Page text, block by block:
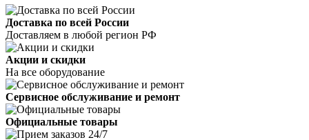
Доставка по всей России
Доставляем в любой регион РФ
Акции и скидки
На все оборудование
Сервисное обслуживание и ремонт
Официальные товары